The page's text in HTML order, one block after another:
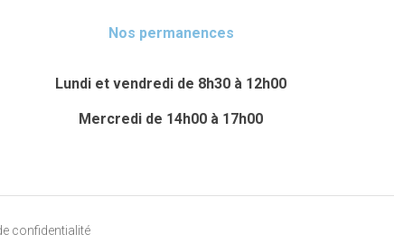
Nos permanences
Lundi et vendredi de 8h30 à 12h00
Mercredi de 14h00 à 17h00
confidentialité